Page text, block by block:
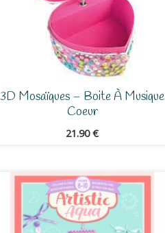
3D Mosaïques – Boite À Musique
Coeur
21.90€